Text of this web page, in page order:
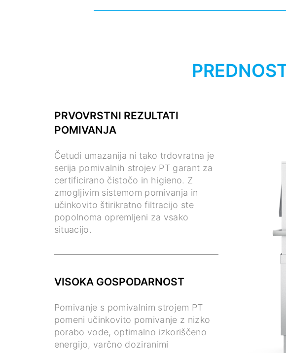
PRVOVRSTNI REZULTATI
POMIVANJA
Četudi umazanija ni tako trdovratna je
serija pomivalnih strojev PT garant za
certificirano čistočo in higieno. Z
zmogljivim sistemom pomivanja in
učinkovito štirikratno filtracijo ste
popolnoma opremljeni za vsako
situacijo.
VISOKA GOSPODARNOST
Pomivanje s pomivalnim strojem PT
pomeni učinkovito pomivanje z nizko
porabo vode, optimalno izkoriščeno
energijo, varčno doziranimi